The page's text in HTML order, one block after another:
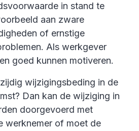
in stand te
aan zware
of ernstige
Als werkgever
goed kunnen motiveren.
wijzigingsbeding in de
Dan kan de wijziging in
doorgevoerd met
werknemer of moet de